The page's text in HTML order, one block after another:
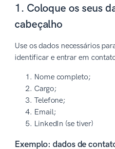
1. Coloque os seus
cabeçalho
Use os dados necessários
identificar e entrar em
Nome completo;
Cargo;
Telefone;
Email;
LinkedIn (se tiver)
Exemplo: dados de